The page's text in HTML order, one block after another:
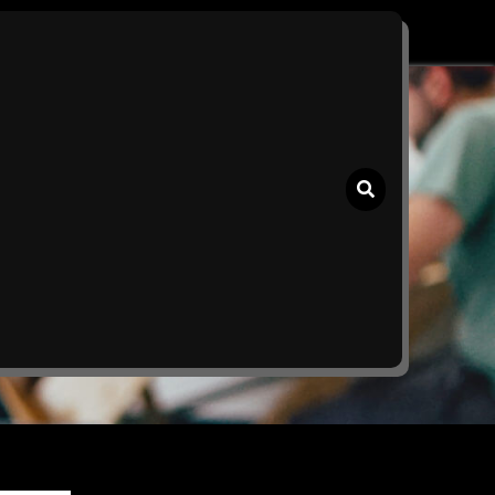
de Toekomst